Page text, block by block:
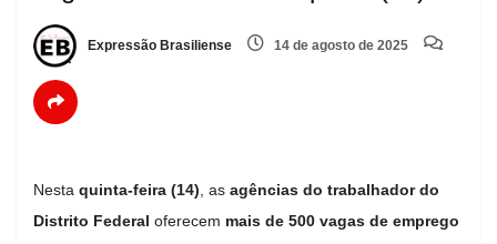
Expressão Brasiliense 14 de agosto de 2025
Nesta quinta-feira (14) , as agências do trabalhador do
Distrito Federal oferecem mais de 500 vagas de emprego